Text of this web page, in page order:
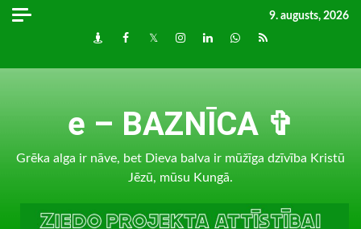
Skip
9. augusts, 2026
DraugiemFacebook
TwitterInstagram
LinkedInwhatsapp
RSS
e – BAZNĪCA ✞
Grēka alga ir nāve, bet Dieva balva ir mūžīga dzīvība Kristū
Jēzū, mūsu Kungā.